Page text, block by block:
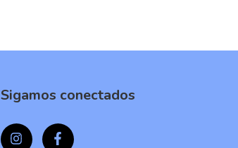
Sigamos conectados